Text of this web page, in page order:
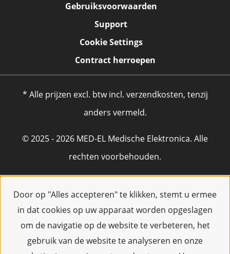
Door op "Alles accepteren" te klikken, stemt u ermee
in dat cookies op uw apparaat worden opgeslagen
om de navigatie op de website te verbeteren, het
gebruik van de website te analyseren en onze
Gebruiksvoorwaarden
Support
Cookie Settings
Contract herroepen
* Alle prijzen excl. btw incl. verzendkosten, tenzij
anders vermeld.
© 2025 - 2026 MED-EL Medische Elektronica. Alle
rechten voorbehouden.